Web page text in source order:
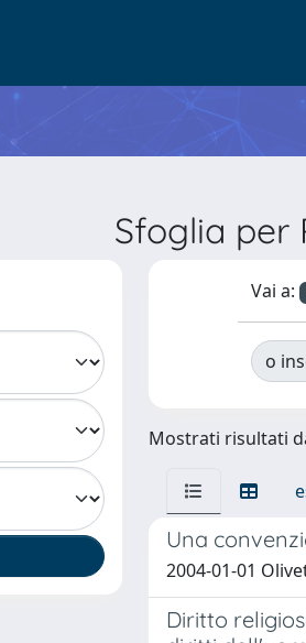
Sfoglia per
Vai a:
o
Mostrati risultati
Una
2004-01-01
Diritto